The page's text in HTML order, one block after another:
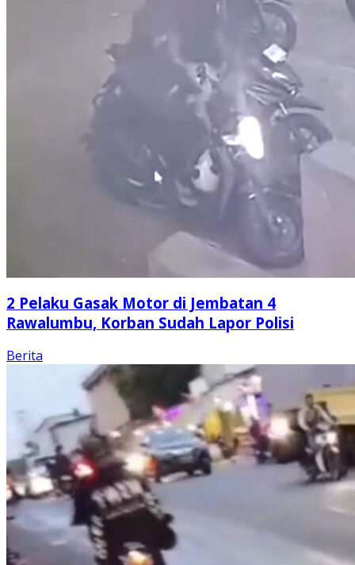
2 Pelaku Gasak Motor di Jembatan 4
Rawalumbu, Korban Sudah Lapor Polisi
Berita